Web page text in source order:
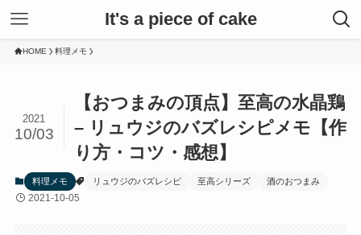
It's a piece of cake
HOME 料理メモ
【おつまみの頂点】至高の水晶鶏
– リュウジのバズレシピメモ【作
り方・コツ・感想】
2021
10/03
料理メモ リュウジのバズレシピ 至高シリーズ 酒のおつまみ
2021-10-05